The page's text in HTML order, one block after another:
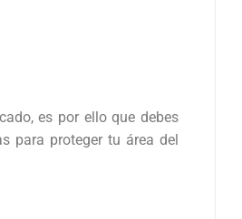
es por ello que debes
para proteger tu área del